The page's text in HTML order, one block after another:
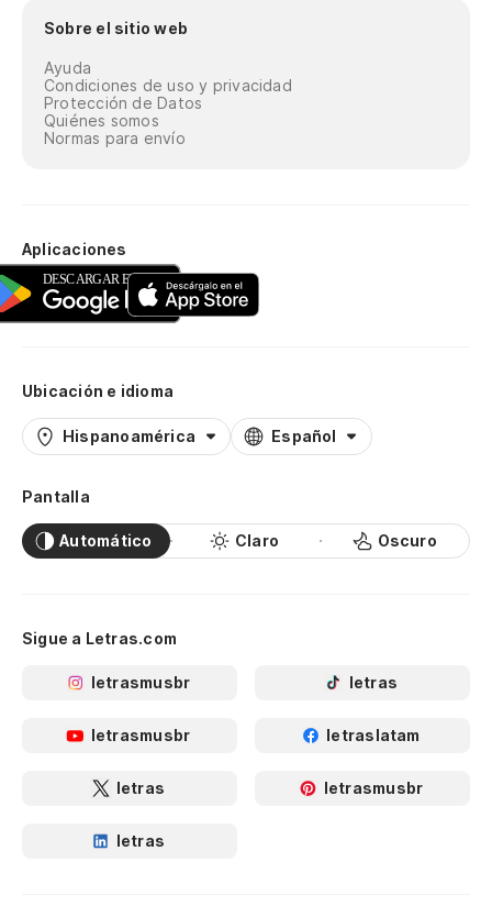
Sobre el sitio web
Ayuda
Condiciones de uso y privacidad
Protección de Datos
Quiénes somos
Normas para envío
Aplicaciones
Ubicación e idioma
Hispanoamérica Español
Pantalla
Automático Claro Oscuro
Sigue a Letras.com
letrasmusbr letras
letrasmusbr letraslatam
letras letrasmusbr
letras